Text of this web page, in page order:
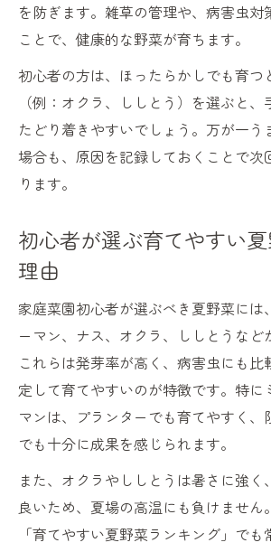
を防ぎます。雑草の管理や、病害虫対
ことで、健康的な野菜が育ちます。
初心者の方は、ほったらかしでも育つ
（例：オクラ、ししとう）を選ぶと
たどり着きやすいでしょう。万が一う
場合も、原因を記録しておくことで次
ります。
初心者が選ぶ育てやすい
理由
家庭菜園初心者が選ぶべき夏野菜には
ーマン、ナス、オクラ、ししとうなど
これらは発芽率が高く、病害虫にも比
定して育てやすいのが特徴です。特に
マンは、プランターでも育てやすく、
でも十分に成果を感じられます。
また、オクラやししとうは暑さに強く
良いため、夏場の高温にも負けません
「育てやすい夏野菜ランキング」で